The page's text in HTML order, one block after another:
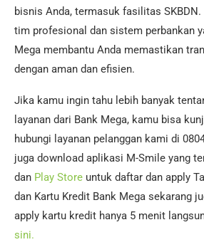
bisnis Anda, termasuk fasilitas SKBDN.
tim profesional dan sistem perbankan
Mega membantu Anda memastikan
dengan aman dan efisien.
Jika kamu ingin tahu lebih banyak
layanan dari Bank Mega, kamu bisa
hubungi layanan pelanggan kami di
juga download aplikasi M-Smile yang
dan Play Store untuk daftar dan apply
dan Kartu Kredit Bank Mega sekarang
apply kartu kredit hanya 5 menit
sini.